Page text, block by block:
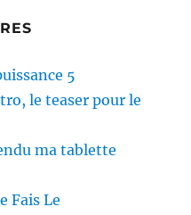
5
le teaser pour le
ma tablette
Fais Le